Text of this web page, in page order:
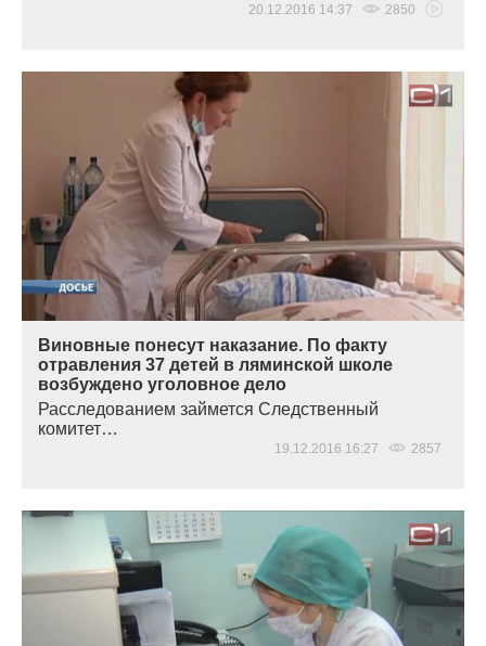
20.12.2016 14:37 2850
Виновные понесут наказание. По факту
отравления 37 детей в ляминской школе
возбуждено уголовное дело
Расследованием займется Следственный
комитет…
19.12.2016 16:27 2857